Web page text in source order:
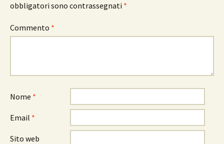
obbligatori sono contrassegnati *
Commento *
Nome *
Email *
Sito web